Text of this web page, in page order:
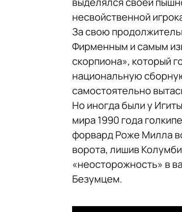
несвойственной
За свою
Фирменным и самым
скорпиона», который
национальную
самостоятельно
Но иногда были у
мира 1990 года
форвард Роже Милла
ворота, лишив
«неосторожность» в
Безумцем.